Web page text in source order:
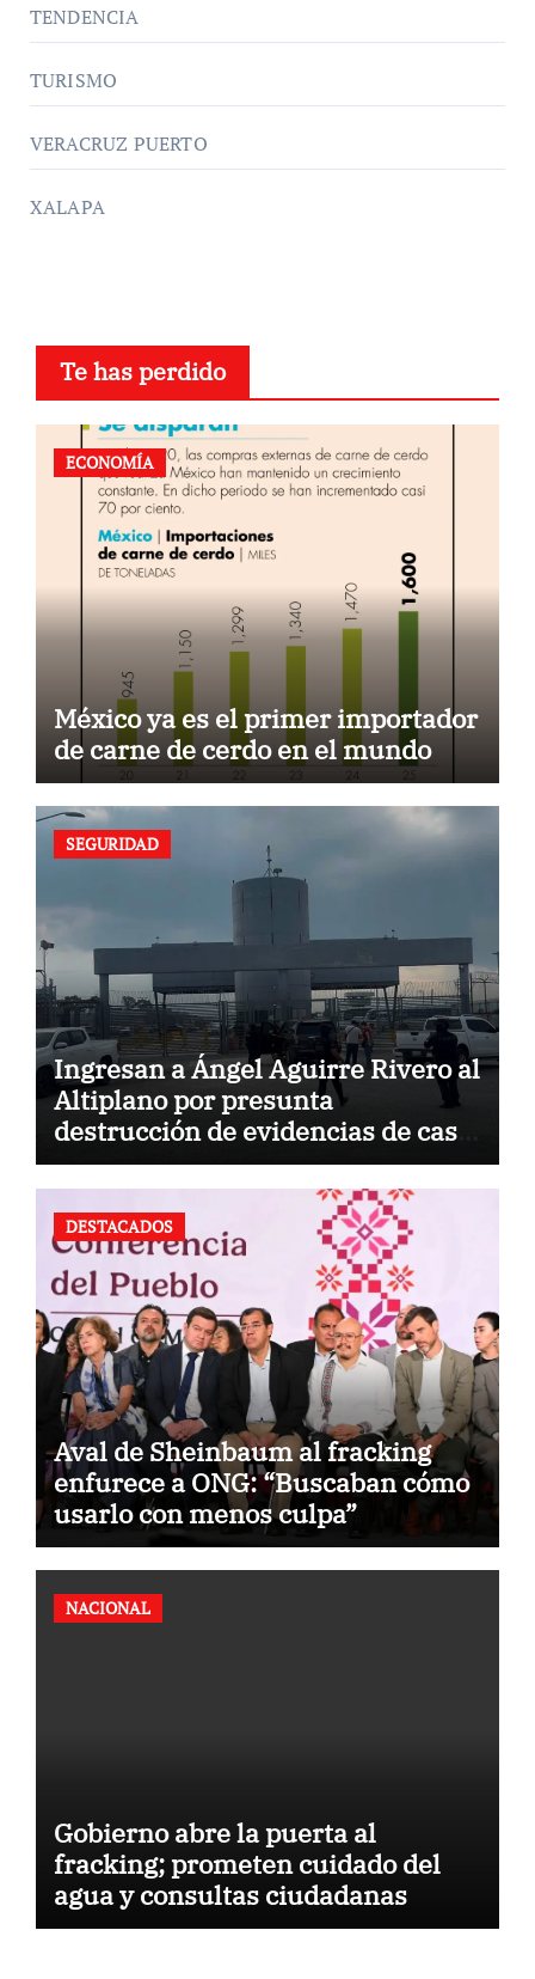
TENDENCIA
TURISMO
VERACRUZ PUERTO
XALAPA
Te has perdido
ECONOMÍA
México ya es el primer importador
de carne de cerdo en el mundo
SEGURIDAD
Ingresan a Ángel Aguirre Rivero al
Altiplano por presunta
destrucción de evidencias de caso
Ayotzinapa
DESTACADOS
Aval de Sheinbaum al fracking
enfurece a ONG: “Buscaban cómo
usarlo con menos culpa”
NACIONAL
Gobierno abre la puerta al
fracking; prometen cuidado del
agua y consultas ciudadanas